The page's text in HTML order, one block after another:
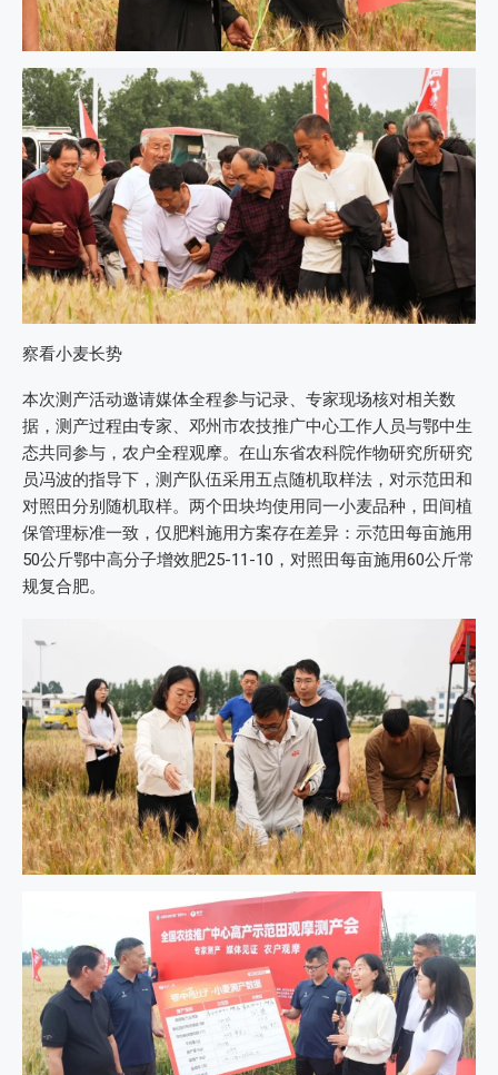
察看小麦长势
本次测产活动邀请媒体全程参与记录、专家现场核对相关数
据，测产过程由专家、邓州市农技推广中心工作人员与鄂中生
态共同参与，农户全程观摩。在山东省农科院作物研究所研究
员冯波的指导下，测产队伍采用五点随机取样法，对示范田和
对照田分别随机取样。两个田块均使用同一小麦品种，田间植
保管理标准一致，仅肥料施用方案存在差异：示范田每亩施用
50公斤鄂中高分子增效肥25-11-10，对照田每亩施用60公斤常
规复合肥。